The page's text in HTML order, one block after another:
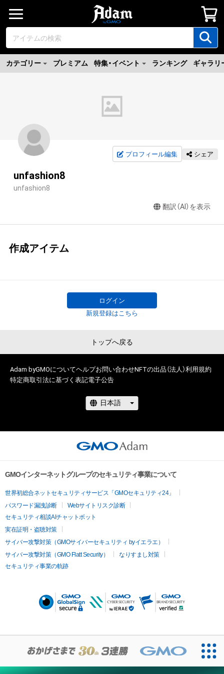
カテゴリー プレミアム 特集・イベント ランキング ギャラリ
プロフィール編集 シェア
unfashion8
unfashion8
翻訳（AI）を表示
作成アイテム
ログイン
新規登録はこちら
トップへ戻る
Adam byGMOについてヘルプお問い合わせNFTの出品（法人）利用規約
特定商取引法に基づく表記電子公告
GMOインターネットグループのセキュリティ事業について
世界初総合ネットセキュリティサービス「GMOセキュリティ24」
パスワード漏洩診断
Webサイトリスク診断
セキュリティ相談AIチャットボット
実在証明・盗聴対策
サイバー攻撃対策（GMOサイバーセキュリティ byイエラエ）
サイバー攻撃対策（GMO Flatt Security）
なりすまし対策
セキュリティ事業の軌跡